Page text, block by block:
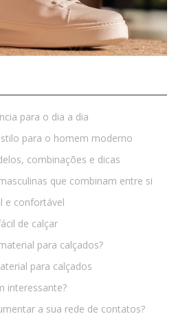
para o dia a dia
para o homem moderno
combinações e dicas
que combinam entre si
e confortável
de calçar
para calçados?
para calçados
interessante?
a sua rede de contatos?